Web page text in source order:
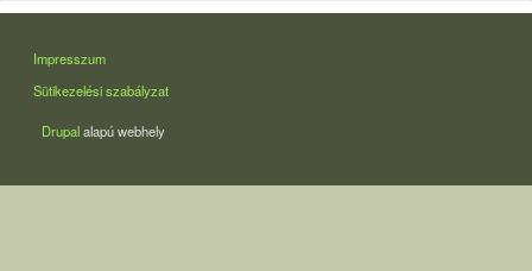
LÁBLÉC
Impresszum
Sütikezelési szabályzat
Drupalalapú webhely